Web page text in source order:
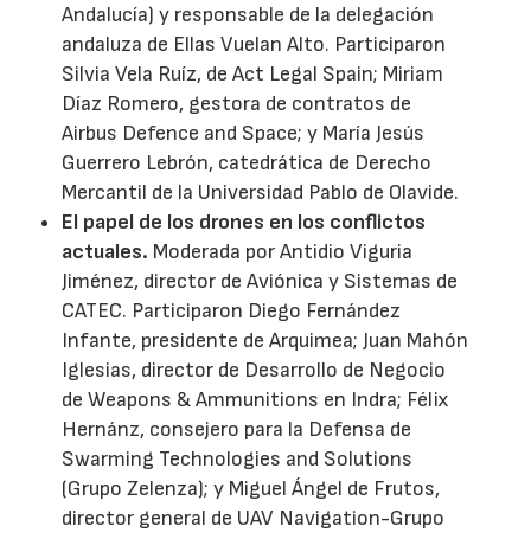
Andalucía) y responsable de la delegación
andaluza de Ellas Vuelan Alto. Participaron
Silvia Vela Ruíz, de Act Legal Spain; Miriam
Díaz Romero, gestora de contratos de
Airbus Defence and Space; y María Jesús
Guerrero Lebrón, catedrática de Derecho
Mercantil de la Universidad Pablo de Olavide.
El papel de los drones en los conflictos
actuales. Moderada por Antidio Viguria
Jiménez, director de Aviónica y Sistemas de
CATEC. Participaron Diego Fernández
Infante, presidente de Arquimea; Juan Mahón
Iglesias, director de Desarrollo de Negocio
de Weapons & Ammunitions en Indra; Félix
Hernánz, consejero para la Defensa de
Swarming Technologies and Solutions
(Grupo Zelenza); y Miguel Ángel de Frutos,
director general de UAV Navigation-Grupo